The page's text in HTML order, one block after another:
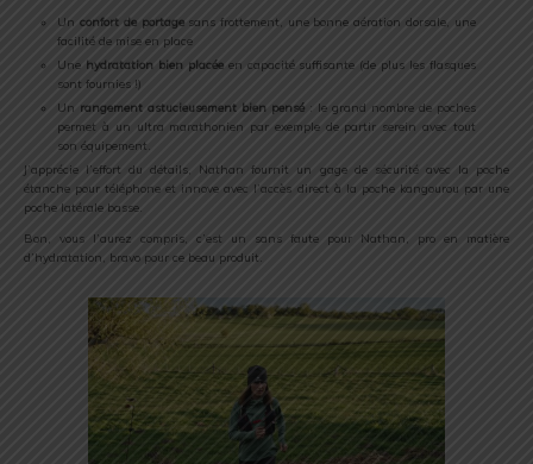
Unconfort de portagesans frottement, une bonne aération dorsale, une
facilité de mise en place
Une hydratation bien placéeen capacité suffisante (de plus les flasques
sont fournies !)
Un rangement astucieusement bien pensé : le grand nombre de poches
permet à un ultra marathonien par exemple de partir serein avec tout
son équipement.
J’apprécie l’effort du détails, Nathan fournit un gage de sécurité avec la poche
étanche pour téléphone et innove avec l’accès direct à la poche kangourou par une
poche latérale basse.
Bon, vous l’aurez compris, c’est un sans faute pour Nathan, pro en matière
d’hydratation, bravo pour ce beau produit.